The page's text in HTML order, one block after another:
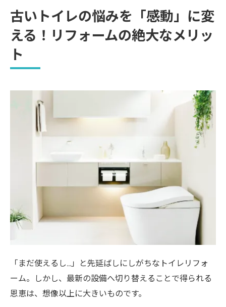
トイレの種類と特徴を知る
古賀市の住宅事情に合わせた「配管チェッ
使い勝手を格段にアップさせる！「家事ラク」
将来を見据えた「バリアフリー」の設計
清潔感重視のリフォームを成功させるコツ
抗菌・防臭機能の最新トレンド
照明と壁紙で「落ち着く空間」を演出
信頼できる「依頼先」を古賀市で見極める5つの
ポイント
1. 地元・古賀市での実績があるか
2. 一級建築士などの専門家が在籍している
3. 丁寧な「現地調査」と「提案力」
4. 見積もりの透明性とアフターサービス
予算内で満足度を最大化する「賢いリフォー
古いトイレの悩みを「感動」に変
える！リフォームの絶大なメリッ
ト
「まだ使えるし…」と先延ばしにしがちなトイレリフォ
ーム。しかし、最新の設備へ切り替えることで得られる
恩恵は、想像以上に大きいものです。